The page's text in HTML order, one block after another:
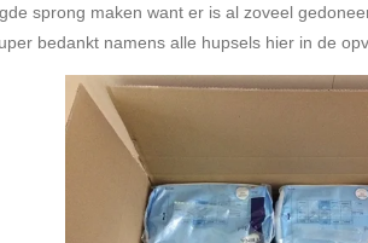
sprong maken want er is al zoveel
bedankt namens alle hupsels hier in de